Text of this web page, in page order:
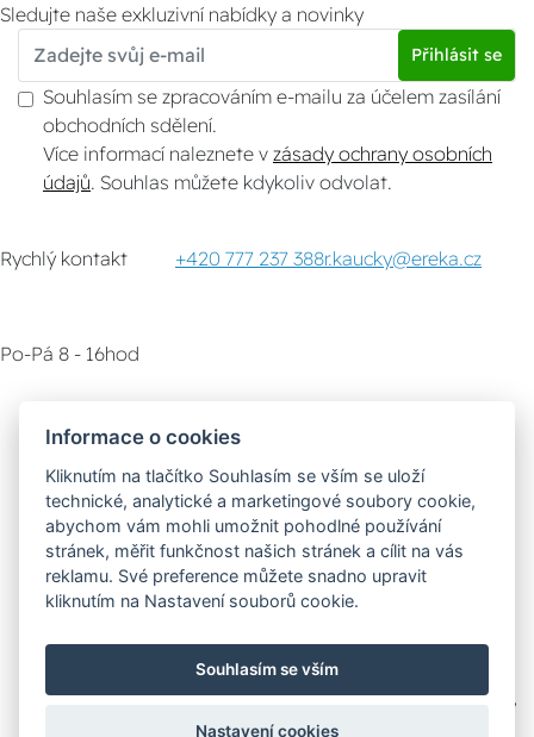
Sledujte naše exkluzivní nabídky a novinky
Přihlásit se
Souhlasím se zpracováním e-mailu za účelem zasílání
obchodních sdělení.
Více informací naleznete v zásady ochrany osobních
údajů . Souhlas můžete kdykoliv odvolat.
Rychlý kontakt +420 777 237 388r.kaucky@ereka.cz
Po-Pá 8 - 16hod
Poradna
Možnosti dopravy
Informace o cookies
Kliknutím na tlačítko Souhlasím se vším se uloží
technické, analytické a marketingové soubory cookie,
abychom vám mohli umožnit pohodlné používání
stránek, měřit funkčnost našich stránek a cílit na vás
reklamu. Své preference můžete snadno upravit
kliknutím na Nastavení souborů cookie.
Souhlasím se vším
Nastavení cookies